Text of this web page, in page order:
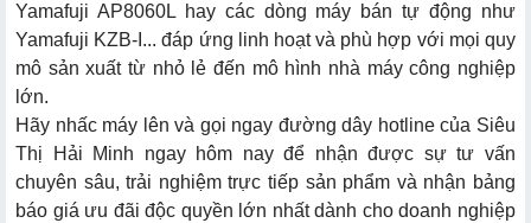
Yamafuji AP8060L hay các dòng máy bán tự động như
Yamafuji KZB-I... đáp ứng linh hoạt và phù hợp với mọi quy
mô sản xuất từ nhỏ lẻ đến mô hình nhà máy công nghiệp
lớn.
Hãy nhấc máy lên và gọi ngay đường dây hotline của Siêu
Thị Hải Minh ngay hôm nay để nhận được sự tư vấn
chuyên sâu, trải nghiệm trực tiếp sản phẩm và nhận bảng
báo giá ưu đãi độc quyền lớn nhất dành cho doanh nghiệp